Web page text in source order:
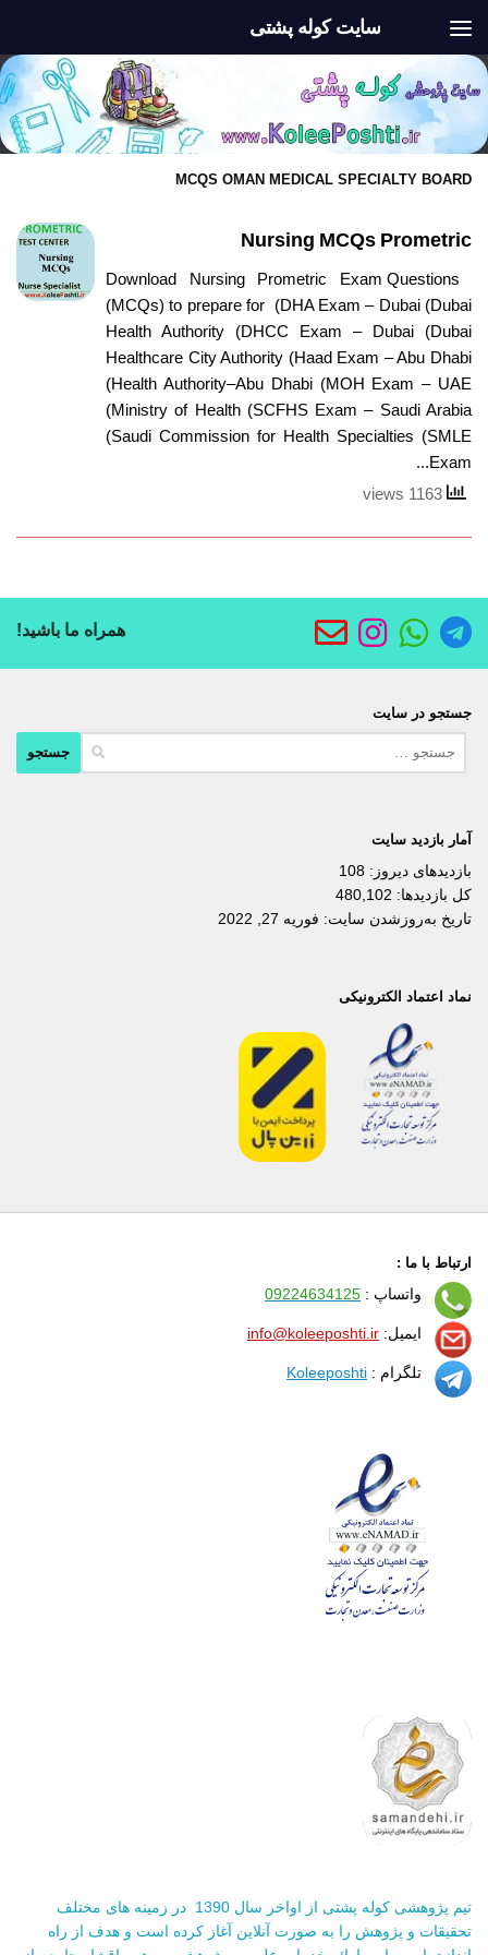
سایت کوله پشتی
MCQS OMAN MEDICAL SPECIALTY BOARD
Nursing MCQs Prometric
Download Nursing Prometric Exam Questions
(MCQs) to prepare for (DHA Exam – Dubai (Dubai
Health Authority (DHCC Exam – Dubai (Dubai
Healthcare City Authority (Haad Exam – Abu Dhabi
(Health Authority–Abu Dhabi (MOH Exam – UAE
(Ministry of Health (SCFHS Exam – Saudi Arabia
(Saudi Commission for Health Specialties (SMLE
Exam...
همراه ما باشید!
جستجو در سایت
آمار بازدید سایت
بازدیدهای دیروز: 108
کل بازدیدها: 480,102
تاریخ به‌روزشدن سایت: فوریه 27, 2022
نماد اعتماد الکترونیکی
ارتباط با ما :
واتساپ : 09224634125
ایمیل: info@koleeposhti.ir
تلگرام : Koleeposhti
تیم پژوهشی کوله پشتی از اواخر سال 1390 در زمینه های مختلف
تحقیقات و پژوهش را به صورت آنلاین آغاز کرده است و هدف از راه